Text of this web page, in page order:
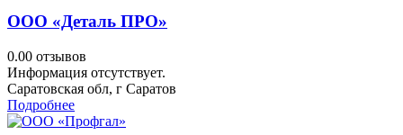
ООО «Деталь ПРО»
0.00 отзывов
Информация отсутствует.
Саратовская обл, г Саратов
Подробнее